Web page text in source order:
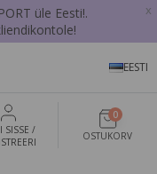
üle Eesti!.
x
EESTI
SISSE /
0
OSTUKORV